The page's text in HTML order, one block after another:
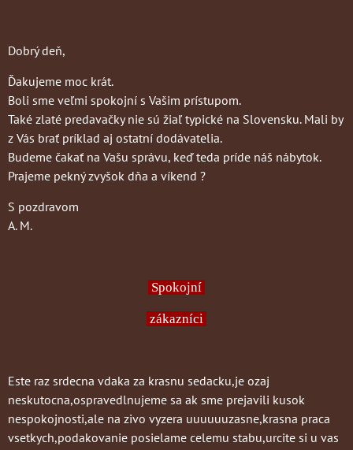
Dobrý deň,
Ďakujeme moc krát.
Boli sme veľmi spokojní s Vašim prístupom.
Také zlaté predavačky nie sú žiaľ typické na Slovensku. Mali by
z Vás brať príklad aj ostatní dodávatelia.
Budeme čakať na Vašu správu, keď teda príde náš nábytok.
Prajeme pekný zvyšok dňa a víkend ?
S pozdravom
A. M.
Spokojní
zákazníci
Este raz srdecna vdaka za krasnu sedacku,je ozaj
neskutocna,ospravedlnujeme sa ak sme prejavili kusok
nespokojnosti,ale na zivo vyzera uuuuuuzasne,krasna praca
vsetkych,podakovanie posielame celemu stabu,urcite si u vas